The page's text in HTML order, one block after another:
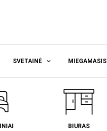
SVETAINĖ MIEGAMASIS
BIURAS